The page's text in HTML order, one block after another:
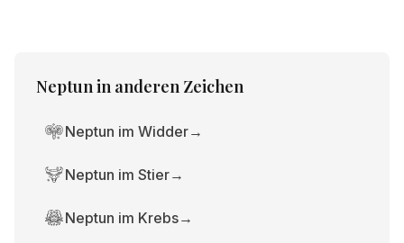
Neptunin anderen Zeichen
Neptun im Widder→
Neptun im Stier→
Neptun im Krebs→